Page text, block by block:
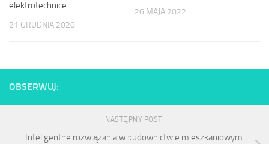
elektrotechnice
21 GRUDNIA 2020
26 MAJA 2022
OBSERWUJ:
NASTĘPNY POST
Inteligentne rozwiązania w budownictwie mieszkaniowym: